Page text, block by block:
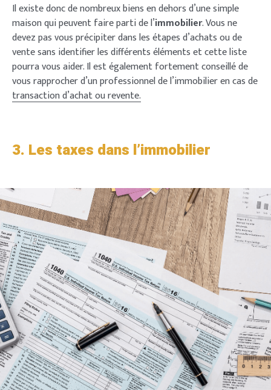
Il existe donc de nombreux biens en dehors d’une simple
maison qui peuvent faire parti de l’immobilier. Vous ne
devez pas vous précipiter dans les étapes d’achats ou de
vente sans identifier les différents éléments et cette liste
pourra vous aider. Il est également fortement conseillé de
vous rapprocher d’un professionnel de l’immobilier en cas de
transaction d’achat ou revente.
3. Les taxes dans l’immobilier